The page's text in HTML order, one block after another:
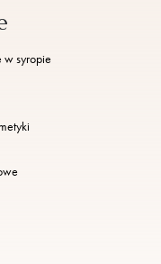
w syropie